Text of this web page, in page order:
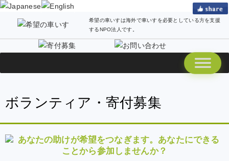
希望の車いすは海外で車いすを必要としている方を支援
するNPO法人です。
ボランティア・寄付募集